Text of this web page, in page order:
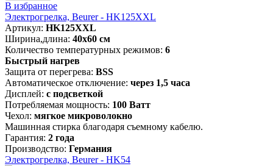
В избранное
Электрогрелка, Beurer - HK125XXL
Артикул: HK125XXL
Ширина,длина: 40х60 см
Количество температурных режимов: 6
Быстрый нагрев
Защита от перегрева: BSS
Автоматическое отключение: через 1,5 часа
Дисплей: с подсветкой
Потребляемая мощность: 100 Ватт
Чехол: мягкое микроволокно
Машинная стирка благодаря съемному кабелю.
Гарантия: 2 года
Производство: Германия
Электрогрелка, Beurer - HK54